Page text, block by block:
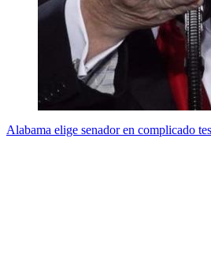
Alabama elige senador en complicado